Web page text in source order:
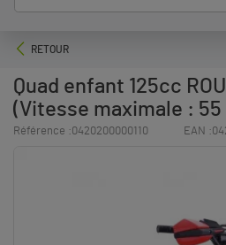
RETOUR
Quad enfant 125cc
(Vitesse maximale :
Référence :0420200000110 EAN :